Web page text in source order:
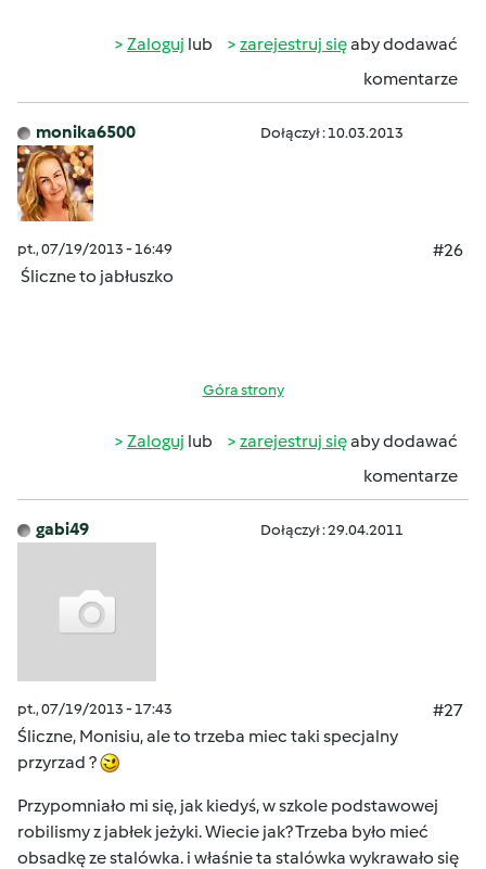
Zaloguj lub zarejestruj sięaby dodawać
komentarze
monika6500 Dołączył : 10.03.2013
pt., 07/19/2013 - 16:49
#26
Śliczne to jabłuszko
Góra strony
Zaloguj lub zarejestruj sięaby dodawać
komentarze
gabi49 Dołączył : 29.04.2011
pt., 07/19/2013 - 17:43
#27
Śliczne, Monisiu, ale to trzeba miec taki specjalny
przyrzad ?
Przypomniało mi się, jak kiedyś, w szkole podstawowej
robilismy z jabłek jeżyki. Wiecie jak? Trzeba było mieć
obsadkę ze stalówka. i właśnie ta stalówka wykrawało się